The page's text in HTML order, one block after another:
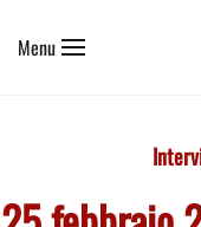
Skip to main
Menu